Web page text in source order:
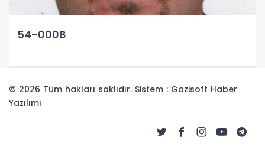
54-0008
© 2026 Tüm hakları saklıdır. Sistem : Gazisoft Haber
Yazılımı